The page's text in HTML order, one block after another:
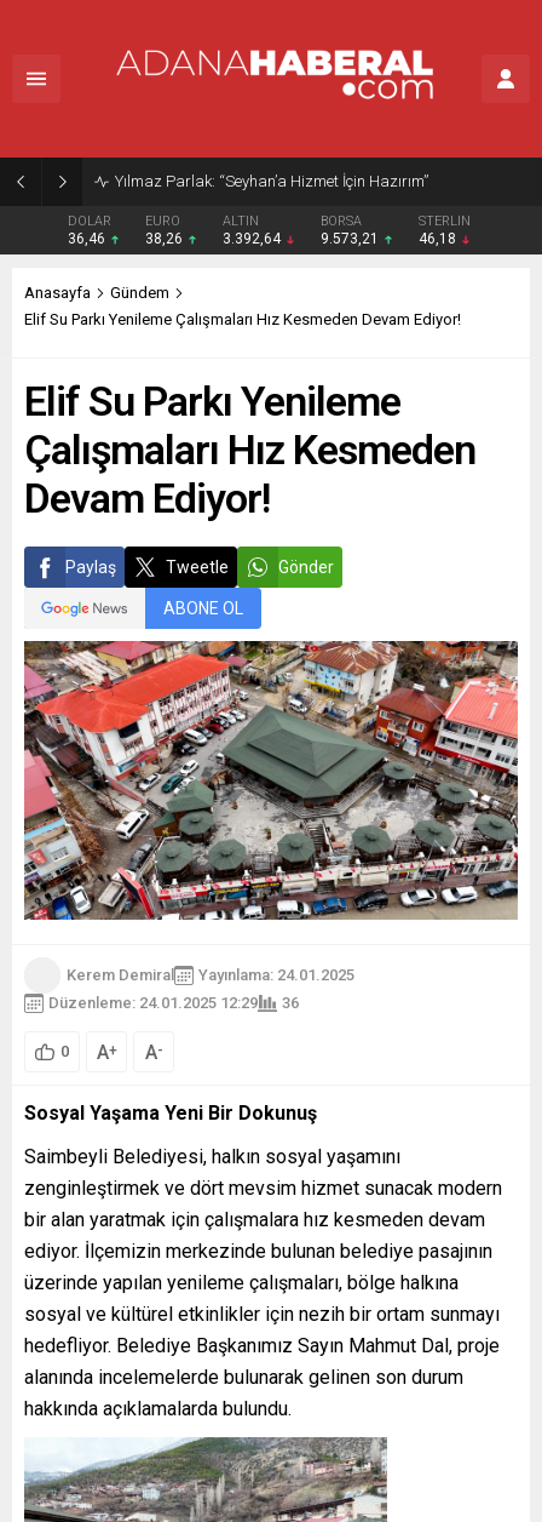
Yılmaz Parlak: “Seyhan’a Hizmet İçin Hazırım”
DOLAR
36,46
EURO
38,26
ALTIN
3.392,64
BORSA
9.573,21
STERLIN
46,18
Anasayfa
Gündem
Elif Su Parkı Yenileme Çalışmaları Hız Kesmeden Devam Ediyor!
Elif Su Parkı Yenileme
Çalışmaları Hız Kesmeden
Devam Ediyor!
Paylaş Tweetle Gönder
ABONE OL
Kerem Demiral
Yayınlama: 24.01.2025
Düzenleme: 24.01.2025 12:29
36
0 A+ A-
Sosyal Yaşama Yeni Bir Dokunuş
Saimbeyli Belediyesi, halkın sosyal yaşamını
zenginleştirmek ve dört mevsim hizmet sunacak modern
bir alan yaratmak için çalışmalara hız kesmeden devam
ediyor. İlçemizin merkezinde bulunan belediye pasajının
üzerinde yapılan yenileme çalışmaları, bölge halkına
sosyal ve kültürel etkinlikler için nezih bir ortam sunmayı
hedefliyor. Belediye Başkanımız Sayın Mahmut Dal, proje
alanında incelemelerde bulunarak gelinen son durum
hakkında açıklamalarda bulundu.